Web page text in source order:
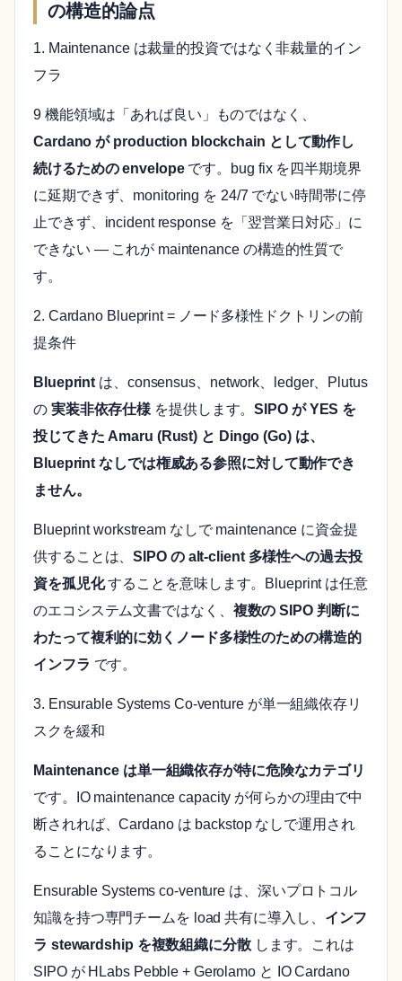
の構造的論点
1. Maintenance は裁量的投資ではなく非裁量的イン
フラ
9 機能領域は「あれば良い」ものではなく、
Cardano が production blockchain として動作し
続けるための envelopeです。bug fix を四半期境界
に延期できず、monitoring を 24/7 でない時間帯に停
止できず、incident response を「翌営業日対応」に
できない — これが maintenance の構造的性質で
す。
2. Cardano Blueprint = ノード多様性ドクトリンの前
提条件
Blueprintは、consensus、network、ledger、Plutus
の 実装非依存仕様を提供します。SIPO が YES を
投じてきた Amaru (Rust) と Dingo (Go) は、
Blueprint なしでは権威ある参照に対して動作でき
ません。
Blueprint workstream なしで maintenance に資金提
供することは、SIPO の alt-client 多様性への過去投
資を孤児化することを意味します。Blueprint は任意
のエコシステム文書ではなく、 複数の SIPO 判断に
わたって複利的に効くノード多様性のための構造的
インフラ です。
3. Ensurable Systems Co-venture が単一組織依存リ
スクを緩和
Maintenance は単一組織依存が特に危険なカテゴリ
です。IO maintenance capacity が何らかの理由で中
断されれば、Cardano は backstop なしで運用され
ることになります。
Ensurable Systems co-venture は、深いプロトコル
知識を持つ専門チームを load 共有に導入し、 インフ
ラ stewardship を複数組織に分散します。これは
SIPO が HLabs Pebble + Gerolamo と IO Cardano